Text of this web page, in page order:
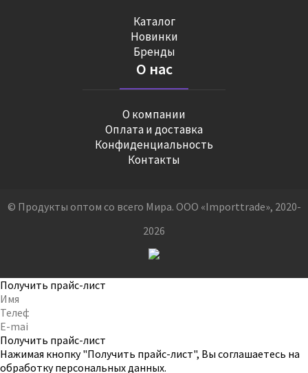
Каталог
Новинки
Бренды
О нас
О компании
Оплата и доставка
Конфиденциальность
Контакты
© Продукты оптом со всего Мира. ООО «Importtrade», 2020-
2026
Получить прайс-лист
Получить прайс-лист
Нажимая кнопку "Получить прайс-лист", Вы соглашаетесь на
обработку персональных данных.